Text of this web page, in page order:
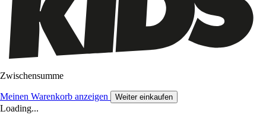
Zwischensumme
Meinen Warenkorb anzeigen Weiter einkaufen
Loading...